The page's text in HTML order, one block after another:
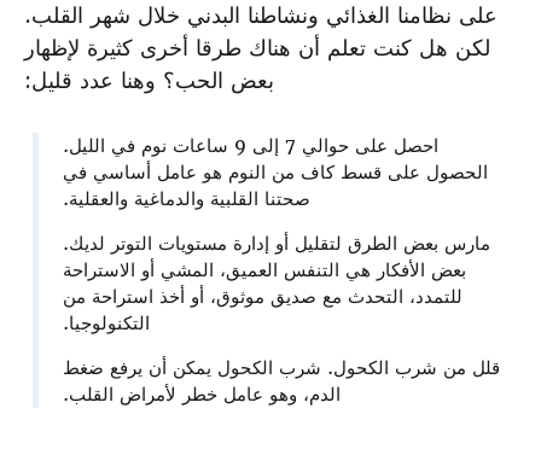
على نظامنا الغذائي ونشاطنا البدني خلال شهر القلب.
لكن هل كنت تعلم أن هناك طرقا أخرى كثيرة لإظهار
بعض الحب؟ وهنا عدد قليل:
احصل على حوالي 7 إلى 9 ساعات نوم في الليل.
الحصول على قسط كاف من النوم هو عامل أساسي في
صحتنا القلبية والدماغية والعقلية.
مارس بعض الطرق لتقليل أو إدارة مستويات التوتر لديك.
بعض الأفكار هي التنفس العميق، المشي أو الاستراحة
للتمدد، التحدث مع صديق موثوق، أو أخذ استراحة من
التكنولوجيا.
قلل من شرب الكحول. شرب الكحول يمكن أن يرفع ضغط
الدم، وهو عامل خطر لأمراض القلب.